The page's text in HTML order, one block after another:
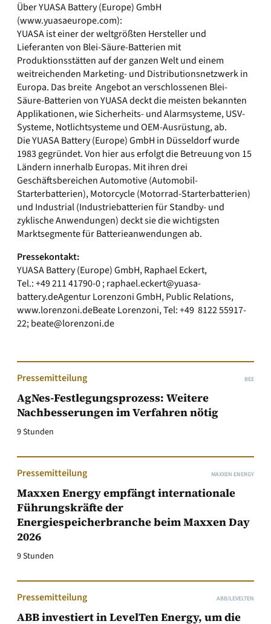
Über YUASA Battery (Europe) GmbH
(www.yuasaeurope.com):
YUASA ist einer der weltgrößten Hersteller und
Lieferanten von Blei-Säure-Batterien mit
Produktionsstätten auf der ganzen Welt und einem
weitreichenden Marketing- und Distributionsnetzwerk in
Europa. Das breite Angebot an verschlossenen Blei-
Säure-Batterien von YUASA deckt die meisten bekannten
Applikationen, wie Sicherheits- und Alarmsysteme, USV-
Systeme, Notlichtsysteme und OEM-Ausrüstung, ab.
Die YUASA Battery (Europe) GmbH in Düsseldorf wurde
1983 gegründet. Von hier aus erfolgt die Betreuung von 15
Ländern innerhalb Europas. Mit ihren drei
Geschäftsbereichen Automotive (Automobil-
Starterbatterien), Motorcycle (Motorrad-Starterbatterien)
und Industrial (Industriebatterien für Standby- und
zyklische Anwendungen) deckt sie die wichtigsten
Marktsegmente für Batterieanwendungen ab.
Pressekontakt:
YUASA Battery (Europe) GmbH, Raphael Eckert,
Tel.: +49 211 41790-0 ;raphael.eckert@yuasa-
battery.deAgenturLorenzoni GmbH, Public Relations,
www.lorenzoni.deBeate Lorenzoni, Tel: +49 8122 55917-
22;beate@lorenzoni.de
Pressemitteilung BEE
AgNes-Festlegungsprozess: Weitere
Nachbesserungen im Verfahren nötig
9 Stunden
Pressemitteilung MAXXEN ENERGY
Maxxen Energy empfängt internationale
Führungskräfte der
Energiespeicherbranche beim Maxxen Day
2026
9 Stunden
Pressemitteilung ABB/LEVELTEN
ABB investiert in LevelTen Energy, um die